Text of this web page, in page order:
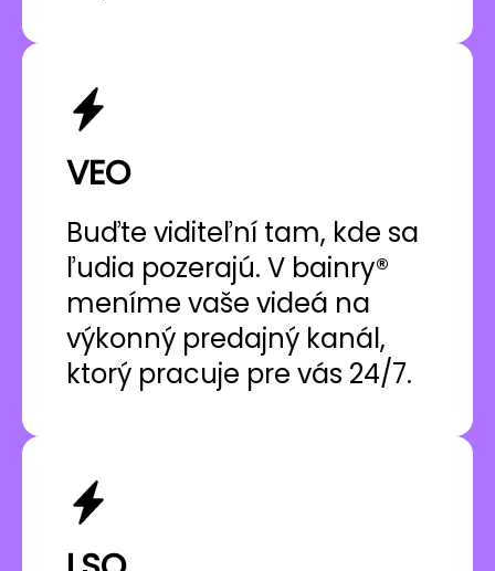
VEO
Buďte viditeľní tam, kde sa
ľudia pozerajú. V bainry®
meníme vaše videá na
výkonný predajný kanál,
ktorý pracuje pre vás 24/7.